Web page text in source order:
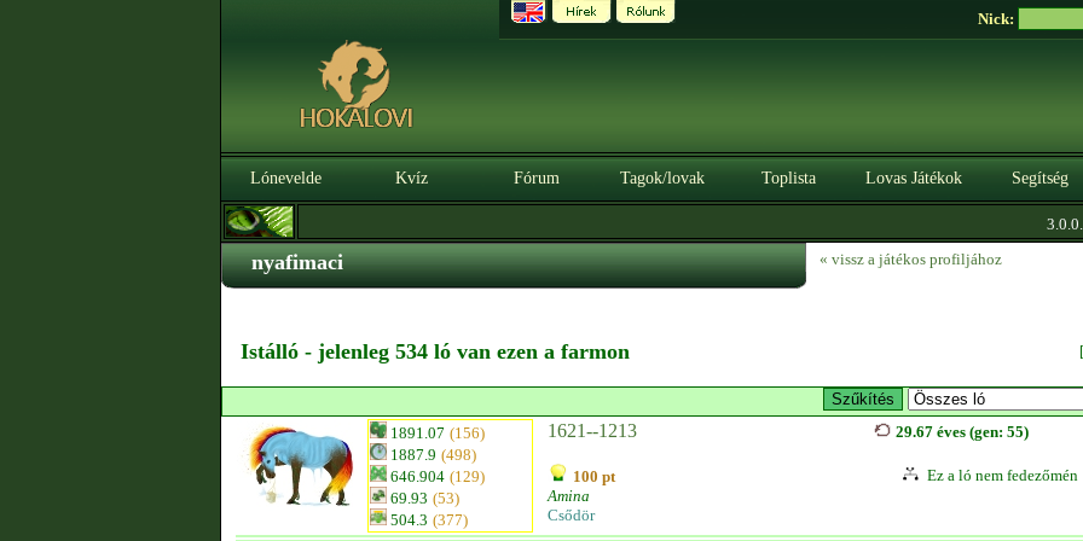
Nick:
Lónevelde Kvíz Fórum Tagok/lovak Toplista Lovas Játékok Segítség
3.0.0.
nyafimaci « vissz a játékos profiljához
Istálló - jelenleg 534 ló van ezen a farmon
1891.07 (156)
1887.9 (498)
646.904 (129)
69.93 (53)
504.3 (377)
1621--1213
100 pt
Amina
Csődör
29.67 éves (gen: 55)
Ez a ló nem fedezőmén